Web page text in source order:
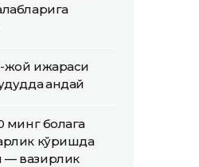
жой ижараси
қандай
минг болага
кўришда
— вазирлик